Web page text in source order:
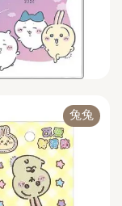
兔兔